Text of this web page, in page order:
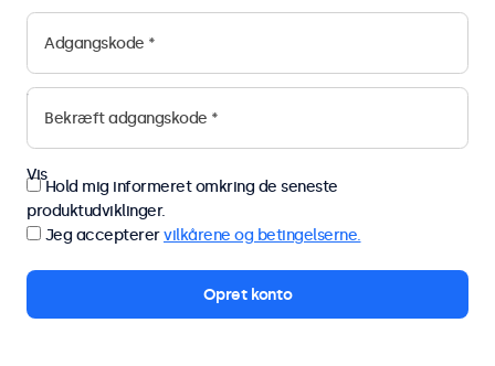
Vis
Vis
Hold mig informeret omkring de seneste
produktudviklinger.
Jeg accepterervilkårene og betingelserne.